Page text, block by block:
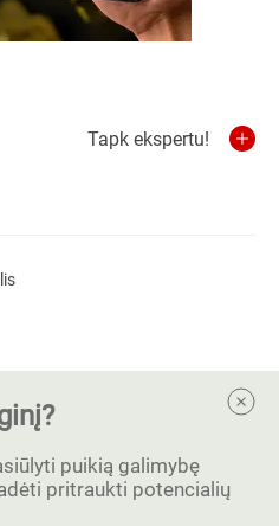
Tapk ekspertu!
puikią galimybę
pritraukti potencialių